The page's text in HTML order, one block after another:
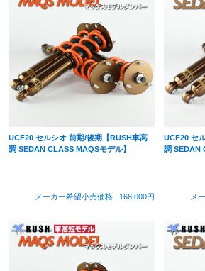
UCF20 セルシオ 前期/後期【RUSH車高
調 SEDAN CLASS MAQSモデル】
メーカー希望小売価格 168,000円
UCF20 セ
調 SEDAN
メ